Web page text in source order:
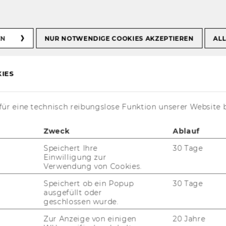
In
Dir.
„Mar­ke­ting Con­sul­ting Pro­ject“
tau­
NUR NOTWENDIGE COOKIES AKZEPTIEREN
eine technisch reibungslose Funktion unserer Website
Zweck Ablauf
Speichert Ihre
Einwilligung zur
Verwendung von Cookies.
30 Tage
Speichert ob ein Popup
ausgefüllt oder
geschlossen wurde.
30 Tage
Zur Anzeige von einigen
20 Jahre